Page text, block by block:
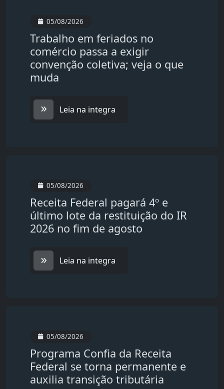
05/08/2026
Trabalho em feriados no
comércio passa a exigir
convenção coletiva; veja o que
muda
Leia na integra
05/08/2026
Receita Federal pagará 4º e
último lote da restituição do IR
2026 no fim de agosto
Leia na integra
05/08/2026
Programa Confia da Receita
Federal se torna permanente e
auxilia transição tributária